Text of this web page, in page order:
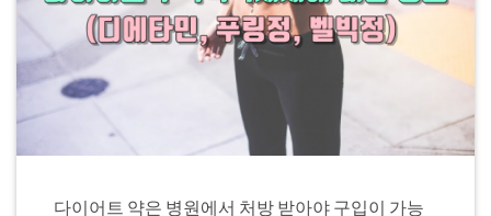
다이어트 약은 병원에서 처방 받아야 구입이 가능